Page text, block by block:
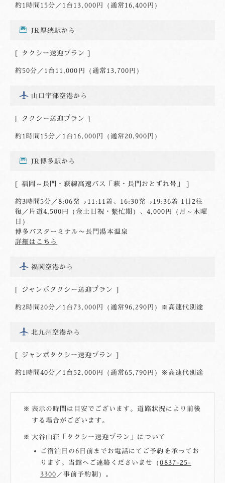
約1時間15分／1台13,000円（通常16,400円）
JR厚狭駅から
タクシー送迎プラン
約50分／1台11,000円（通常13,700円）
山口宇部空港から
タクシー送迎プラン
約1時間15分／1台16,000円（通常20,900円）
JR博多駅から
福岡～長門・萩線高速バス「萩・長門おとずれ号」
約3時間5分／8:06発→11:11着、16:30発→19:36着 1日2往
復／片道4,500円（金土日祝・繫忙期）、4,000円（月～木曜
日）
博多バスターミナル〜長門湯本温泉
詳細はこちら
福岡空港から
ジャンボタクシー送迎プラン
約2時間20分／1台73,000円（通常96,290円）※高速代別途
北九州空港から
ジャンボタクシー送迎プラン
約1時間40分／1台52,000円（通常65,790円）※高速代別途
表示の時間は目安でございます。道路状況により前後
する場合がございます。
大谷山荘「タクシー送迎プラン」について
ご宿泊日の6日前までお電話にてご予約を承ってお
ります。当館へご連絡くださいませ（0837-25-
3300／事前予約制）。